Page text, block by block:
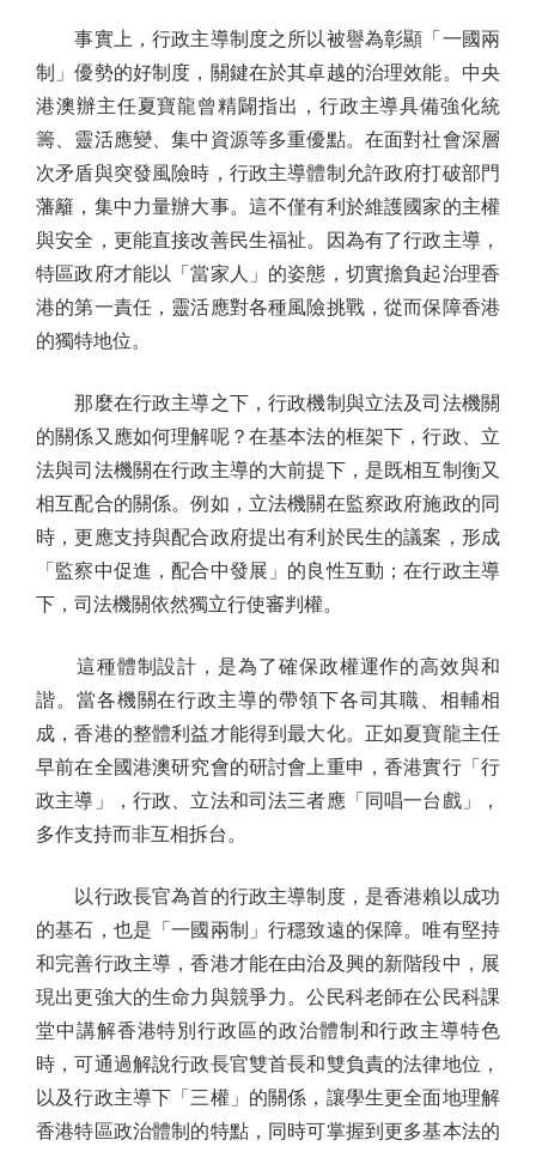
事實上，行政主導制度之所以被譽為彰顯「一國兩
制」優勢的好制度，關鍵在於其卓越的治理效能。中央
港澳辦主任夏寶龍曾精闢指出，行政主導具備強化統
籌、靈活應變、集中資源等多重優點。在面對社會深層
次矛盾與突發風險時，行政主導體制允許政府打破部門
藩籬，集中力量辦大事。這不僅有利於維護國家的主權
與安全，更能直接改善民生福祉。因為有了行政主導，
特區政府才能以「當家人」的姿態，切實擔負起治理香
港的第一責任，靈活應對各種風險挑戰，從而保障香港
的獨特地位。
那麼在行政主導之下，行政機制與立法及司法機關
的關係又應如何理解呢？在基本法的框架下，行政、立
法與司法機關在行政主導的大前提下，是既相互制衡又
相互配合的關係。例如，立法機關在監察政府施政的同
時，更應支持與配合政府提出有利於民生的議案，形成
「監察中促進，配合中發展」的良性互動；在行政主導
下，司法機關依然獨立行使審判權。
這種體制設計，是為了確保政權運作的高效與和
諧。當各機關在行政主導的帶領下各司其職、相輔相
成，香港的整體利益才能得到最大化。正如夏寶龍主任
早前在全國港澳研究會的研討會上重申，香港實行「行
政主導」，行政、立法和司法三者應「同唱一台戲」，
多作支持而非互相拆台。
以行政長官為首的行政主導制度，是香港賴以成功
的基石，也是「一國兩制」行穩致遠的保障。唯有堅持
和完善行政主導，香港才能在由治及興的新階段中，展
現出更強大的生命力與競爭力。公民科老師在公民科課
堂中講解香港特別行政區的政治體制和行政主導特色
時，可通過解說行政長官雙首長和雙負責的法律地位，
以及行政主導下「三權」的關係，讓學生更全面地理解
香港特區政治體制的特點，同時可掌握到更多基本法的